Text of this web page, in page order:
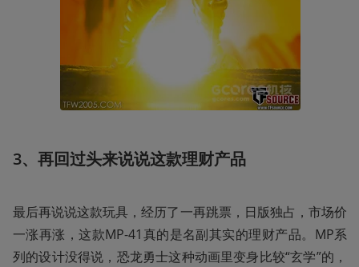
3、再回过头来说说这款理财产品
最后再说说这款玩具，经历了一再跳票，日版独占，市场价
一涨再涨，这款MP-41真的是名副其实的理财产品。MP系
列的设计没得说，恐龙勇士这种动画里变身比较“玄学”的，